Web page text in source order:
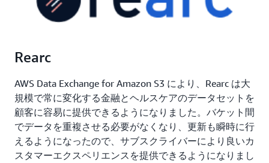
Rearc
AWS Data Exchange for Amazon S3 により、Rearc は大
規模で常に変化する金融とヘルスケアのデータセットを
顧客に容易に提供できるようになりました。バケット間
でデータを重複させる必要がなくなり、更新も瞬時に行
えるようになったので、サブスクライバーにより良いカ
スタマーエクスペリエンスを提供できるようになりまし